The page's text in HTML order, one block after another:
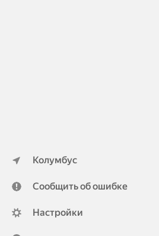
Колумбус
Сообщить об ошибке
Настройки